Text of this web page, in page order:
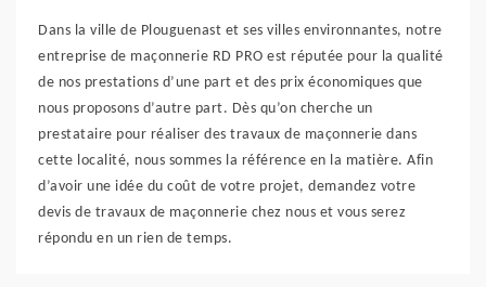
Dans la ville de Plouguenast et ses villes environnantes, notre
entreprise de maçonnerie RD PRO est réputée pour la qualité
de nos prestations d’une part et des prix économiques que
nous proposons d’autre part. Dès qu’on cherche un
prestataire pour réaliser des travaux de maçonnerie dans
cette localité, nous sommes la référence en la matière. Afin
d’avoir une idée du coût de votre projet, demandez votre
devis de travaux de maçonnerie chez nous et vous serez
répondu en un rien de temps.